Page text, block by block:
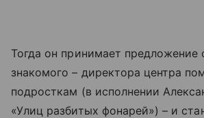
Тогда он принимает предложение
знакомого – директора центра
подросткам (в исполнении
«Улиц разбитых фонарей») – и